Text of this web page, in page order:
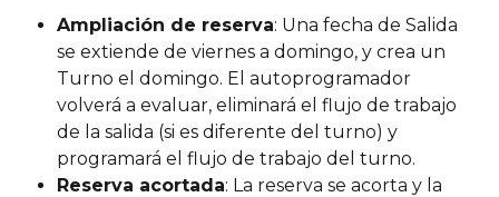
Ampliación de reserva: Una fecha de Salida
se extiende de viernes a domingo, y crea un
Turno el domingo. El autoprogramador
volverá a evaluar, eliminará el flujo de trabajo
de la salida (si es diferente del turno) y
programará el flujo de trabajo del turno.
Reserva acortada: La reserva se acorta y la